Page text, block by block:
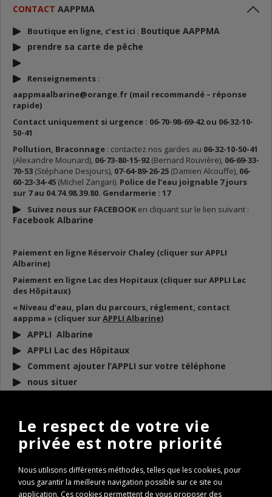
CONTACT AAPPMA
Boutique en ligne, c’est ici : Boutique AAPPMA
prendre sa carte de pêche
Renseignements :
aappmaalbarine@orange.fr (mail recommandé – réponse
rapide)
Contact uniquement si urgence : 06-70-98-69-42 ou 06-32-10-
50-41
Pollution, Braconnage : contactez nos gardes au 06-32-10-50-41
(Alexandre Mounard), 06-73-80-15-92(Bernard Rouvière), 06-69-33-
70-53 (Stéphane Desjours), 07-64-89-26-25 (Damien Alcouffe), 06-
60-23-34-45 (Michel Zangari). Police de l’eau joignable 7 jours
sur 7 au 04.74.98.39.80. Gendarmerie : 17
Suivez nous sur FACEBOOK en cliquant sur le lien suivant :
Facebook Albarine
Paiement en ligne Réservoir Chaley (cliquer sur APPLI
Albarine)
Paiement en ligne Lac des Hopitaux (cliquer sur APPLI Lac
des Hôpitaux)
« Niveau d’eau, plan du parcours, réglement, contact
aappma » (cliquer surAPPLI Albarine)
APPLI Albarine
APPLI Lac des Hôpitaux
Comment ajouter l’APPLI sur votre téléphone
nous situer
DOCUMENTS À TÉLÉCHARGER
BULLETIN D’INFO 2026
ARP 2026
Conseils de remise à l’eau des poissons
Le respect de votre vie
privée est notre priorité
Nous utilisons différentes méthodes, telles que les cookies, pour
vous garantir la meilleure navigation possible sur ce site ou
application. Ces cookies permettent de vous proposer des